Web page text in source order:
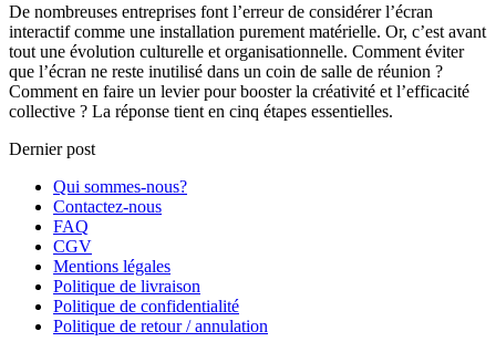
De nombreuses entreprises font l’erreur de considérer l’écran
interactif comme une installation purement matérielle. Or, c’est avant
tout une évolution culturelle et organisationnelle. Comment éviter
que l’écran ne reste inutilisé dans un coin de salle de réunion ?
Comment en faire un levier pour booster la créativité et l’efficacité
collective ? La réponse tient en cinq étapes essentielles.
Dernier post
Qui sommes-nous?
Contactez-nous
FAQ
CGV
Mentions légales
Politique de livraison
Politique de confidentialité
Politique de retour / annulation